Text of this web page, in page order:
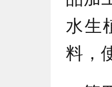
水生
料，